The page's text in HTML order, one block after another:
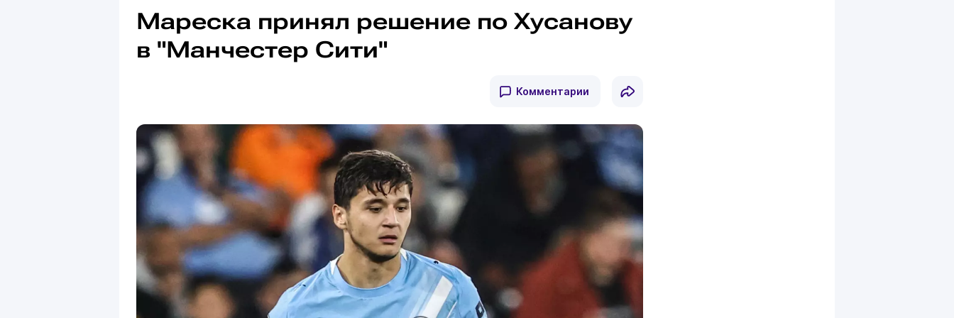
Мареска принял решение по Хусанову
в "Манчестер Сити"
Комментарии